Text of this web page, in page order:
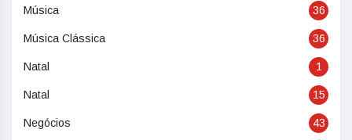
Música 36
Música Clássica 36
Natal 1
Natal 15
Negócios 43